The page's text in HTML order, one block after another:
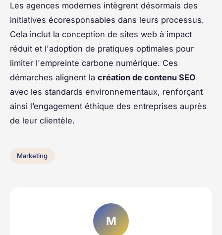
Les agences modernes intègrent désormais des
initiatives écoresponsables dans leurs processus.
Cela inclut la conception de sites web à impact
réduit et l'adoption de pratiques optimales pour
limiter l'empreinte carbone numérique. Ces
démarches alignent la création de contenu SEO
avec les standards environnementaux, renforçant
ainsi l’engagement éthique des entreprises auprès
de leur clientèle.
Marketing
M